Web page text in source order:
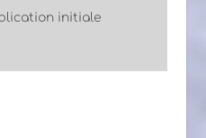
initiale